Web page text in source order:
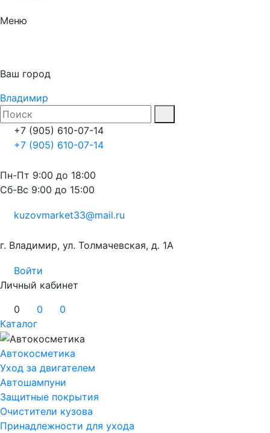
Меню
Ваш город
Владимир
+7 (905) 610-07-14
+7 (905) 610-07-14
Пн-Пт 9:00 до 18:00
Сб-Вс 9:00 до 15:00
kuzovmarket33@mail.ru
г. Владимир, ул. Толмачевская, д. 1А
Войти
Личный кабинет
0
0
0
Каталог
Автокосметика
Уход за двигателем
Автошампуни
Защитные покрытия
Очистители кузова
Принадлежности для ухода